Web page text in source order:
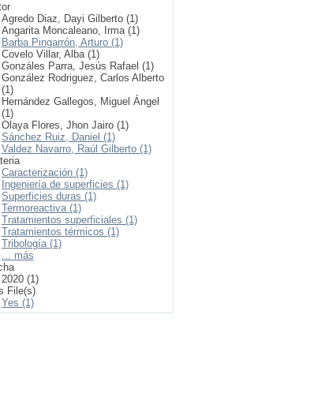
Agredo Diaz, Dayi Gilberto (1)
Angarita Moncaleano, Irma (1)
Barba Pingarrón, Arturo (1)
Covelo Villar, Alba (1)
Gonzáles Parra, Jesús Rafael (1)
González Rodriguez, Carlos Alberto
(1)
Hernández Gallegos, Miguel Ángel
(1)
Olaya Flores, Jhon Jairo (1)
Sánchez Ruiz, Daniel (1)
Valdez Navarro, Raúl Gilberto (1)
Caracterización (1)
Ingeniería de superficies (1)
Superficies duras (1)
Termoreactiva (1)
Tratamientos superficiales (1)
Tratamientos térmicos (1)
Tribología (1)
... más
2020 (1)
File(s)
Yes (1)